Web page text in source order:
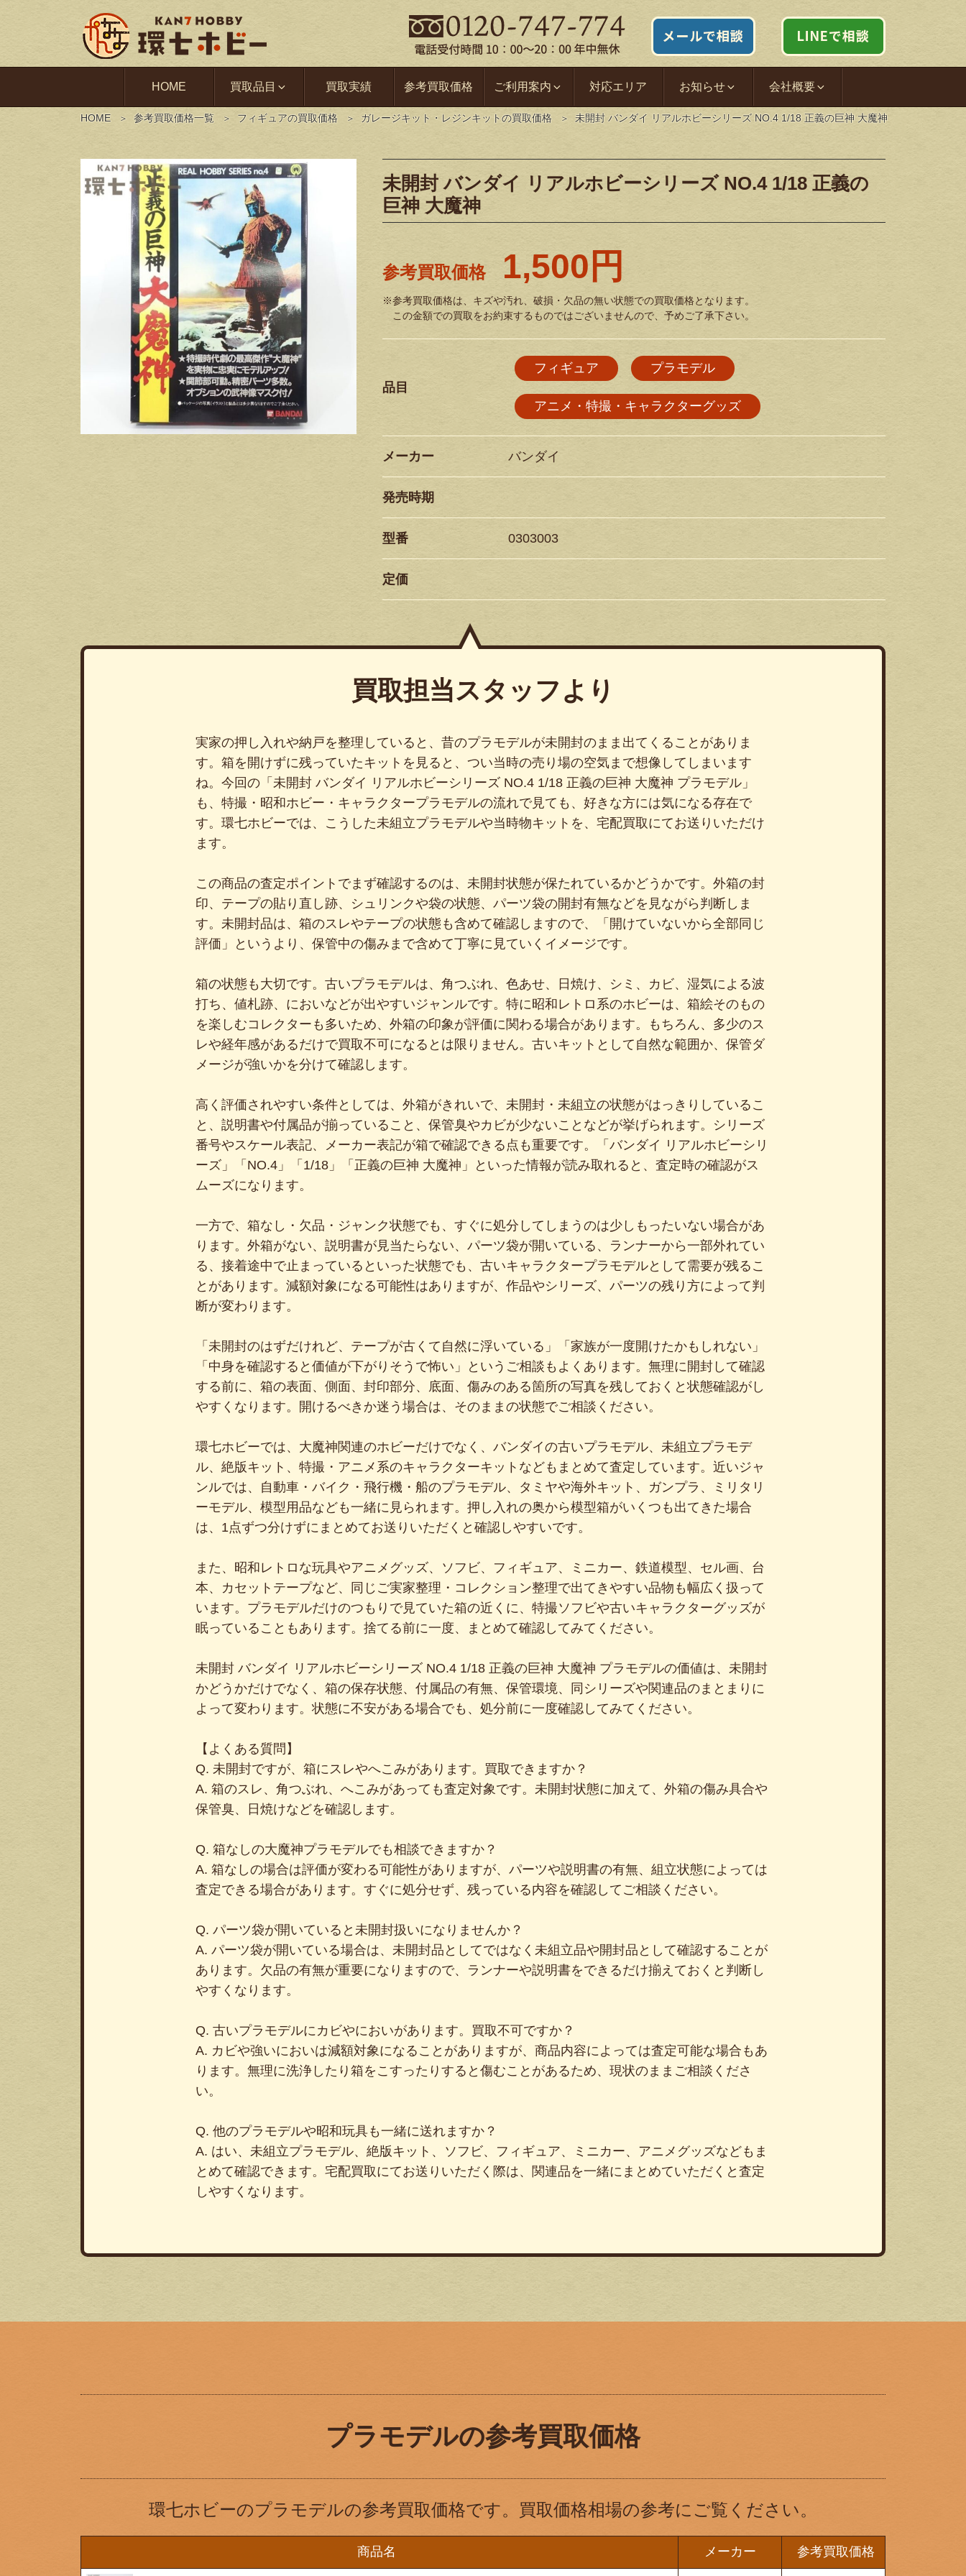
HOME 買取品目 買取実績 参考買取価格 ご利用案内 対応エリア お知らせ 会社概要
HOME 参考買取価格一覧 フィギュアの買取価格 ガレージキット・レジンキットの買取価格 未開封 バンダイ リアルホビーシリーズ NO.4 1/18 正義の巨神 大魔神
未開封 バンダイ リアルホビーシリーズ NO.4 1/18 正義の
巨神 大魔神
参考買取価格 1,500円
※参考買取価格は、キズや汚れ、破損・欠品の無い状態での買取価格となります。
この金額での買取をお約束するものではございませんので、予めご了承下さい。
品目
フィギュア プラモデル
アニメ・特撮・キャラクターグッズ
メーカー バンダイ
発売時期
型番 0303003
定価
買取担当スタッフより
実家の押し入れや納戸を整理していると、昔のプラモデルが未開封のまま出てくることがありま
す。箱を開けずに残っていたキットを見ると、つい当時の売り場の空気まで想像してしまいます
ね。今回の「未開封 バンダイ リアルホビーシリーズ NO.4 1/18 正義の巨神 大魔神 プラモデル」
も、特撮・昭和ホビー・キャラクタープラモデルの流れで見ても、好きな方には気になる存在で
す。環七ホビーでは、こうした未組立プラモデルや当時物キットを、宅配買取にてお送りいただけ
ます。
この商品の査定ポイントでまず確認するのは、未開封状態が保たれているかどうかです。外箱の封
印、テープの貼り直し跡、シュリンクや袋の状態、パーツ袋の開封有無などを見ながら判断しま
す。未開封品は、箱のスレやテープの状態も含めて確認しますので、「開けていないから全部同じ
評価」というより、保管中の傷みまで含めて丁寧に見ていくイメージです。
箱の状態も大切です。古いプラモデルは、角つぶれ、色あせ、日焼け、シミ、カビ、湿気による波
打ち、値札跡、においなどが出やすいジャンルです。特に昭和レトロ系のホビーは、箱絵そのもの
を楽しむコレクターも多いため、外箱の印象が評価に関わる場合があります。もちろん、多少のス
レや経年感があるだけで買取不可になるとは限りません。古いキットとして自然な範囲か、保管ダ
メージが強いかを分けて確認します。
高く評価されやすい条件としては、外箱がきれいで、未開封・未組立の状態がはっきりしているこ
と、説明書や付属品が揃っていること、保管臭やカビが少ないことなどが挙げられます。シリーズ
番号やスケール表記、メーカー表記が箱で確認できる点も重要です。「バンダイ リアルホビーシリ
ーズ」「NO.4」「1/18」「正義の巨神 大魔神」といった情報が読み取れると、査定時の確認がス
ムーズになります。
一方で、箱なし・欠品・ジャンク状態でも、すぐに処分してしまうのは少しもったいない場合があ
ります。外箱がない、説明書が見当たらない、パーツ袋が開いている、ランナーから一部外れてい
る、接着途中で止まっているといった状態でも、古いキャラクタープラモデルとして需要が残るこ
とがあります。減額対象になる可能性はありますが、作品やシリーズ、パーツの残り方によって判
断が変わります。
「未開封のはずだけれど、テープが古くて自然に浮いている」「家族が一度開けたかもしれない」
「中身を確認すると価値が下がりそうで怖い」というご相談もよくあります。無理に開封して確認
する前に、箱の表面、側面、封印部分、底面、傷みのある箇所の写真を残しておくと状態確認がし
やすくなります。開けるべきか迷う場合は、そのままの状態でご相談ください。
環七ホビーでは、大魔神関連のホビーだけでなく、バンダイの古いプラモデル、未組立プラモデ
ル、絶版キット、特撮・アニメ系のキャラクターキットなどもまとめて査定しています。近いジャ
ンルでは、自動車・バイク・飛行機・船のプラモデル、タミヤや海外キット、ガンプラ、ミリタリ
ーモデル、模型用品なども一緒に見られます。押し入れの奥から模型箱がいくつも出てきた場合
は、1点ずつ分けずにまとめてお送りいただくと確認しやすいです。
また、昭和レトロな玩具やアニメグッズ、ソフビ、フィギュア、ミニカー、鉄道模型、セル画、台
本、カセットテープなど、同じご実家整理・コレクション整理で出てきやすい品物も幅広く扱って
います。プラモデルだけのつもりで見ていた箱の近くに、特撮ソフビや古いキャラクターグッズが
眠っていることもあります。捨てる前に一度、まとめて確認してみてください。
未開封 バンダイ リアルホビーシリーズ NO.4 1/18 正義の巨神 大魔神 プラモデルの価値は、未開封
かどうかだけでなく、箱の保存状態、付属品の有無、保管環境、同シリーズや関連品のまとまりに
よって変わります。状態に不安がある場合でも、処分前に一度確認してみてください。
【よくある質問】
Q. 未開封ですが、箱にスレやへこみがあります。買取できますか？
A. 箱のスレ、角つぶれ、へこみがあっても査定対象です。未開封状態に加えて、外箱の傷み具合や
保管臭、日焼けなどを確認します。
Q. 箱なしの大魔神プラモデルでも相談できますか？
A. 箱なしの場合は評価が変わる可能性がありますが、パーツや説明書の有無、組立状態によっては
査定できる場合があります。すぐに処分せず、残っている内容を確認してご相談ください。
Q. パーツ袋が開いていると未開封扱いになりませんか？
A. パーツ袋が開いている場合は、未開封品としてではなく未組立品や開封品として確認することが
あります。欠品の有無が重要になりますので、ランナーや説明書をできるだけ揃えておくと判断し
やすくなります。
Q. 古いプラモデルにカビやにおいがあります。買取不可ですか？
A. カビや強いにおいは減額対象になることがありますが、商品内容によっては査定可能な場合もあ
ります。無理に洗浄したり箱をこすったりすると傷むことがあるため、現状のままご相談くださ
い。
Q. 他のプラモデルや昭和玩具も一緒に送れますか？
A. はい、未組立プラモデル、絶版キット、ソフビ、フィギュア、ミニカー、アニメグッズなどもま
とめて確認できます。宅配買取にてお送りいただく際は、関連品を一緒にまとめていただくと査定
しやすくなります。
プラモデルの参考買取価格
環七ホビーのプラモデルの参考買取価格です。買取価格相場の参考にご覧ください。
商品名 メーカー 参考買取価格